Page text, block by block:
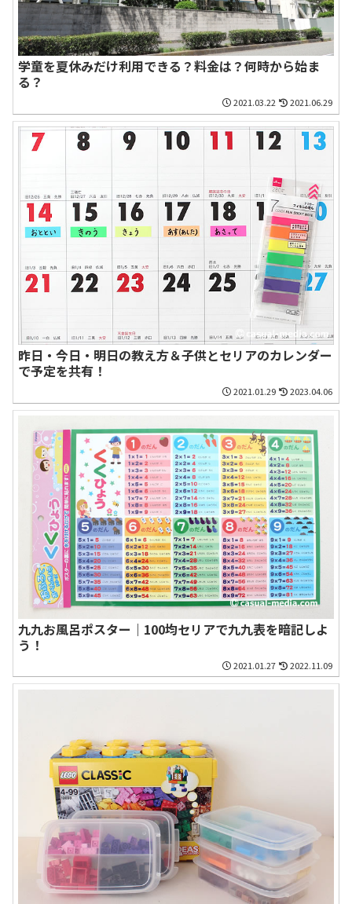
学童を夏休みだけ利用できる？料金は？何時から始ま
る？
2021.03.22 2021.06.29
昨日・今日・明日の教え方＆子供とセリアのカレンダー
で予定を共有！
2021.01.29 2023.04.06
九九お風呂ポスター｜100均セリアで九九表を暗記しよ
う！
2021.01.27 2022.11.09